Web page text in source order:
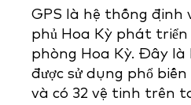
GPS là hệ thống định
phủ Hoa Kỳ phát triển
phòng Hoa Kỳ. Đây
được sử dụng phổ
và có 32 vệ tinh trên